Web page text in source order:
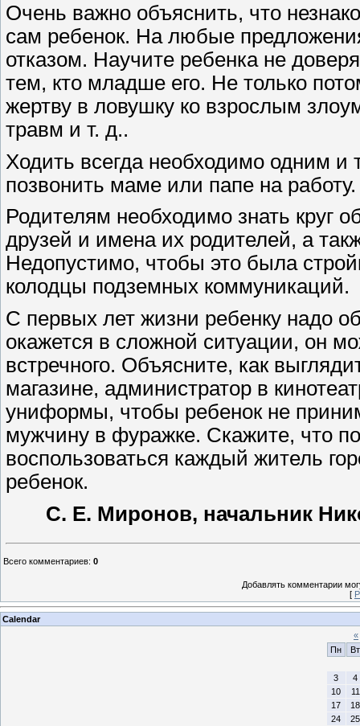
Очень важно объяснить, что
сам ребенок. На любые
отказом. Научите ребенка не
тем, кто младше его. Не только
жертву в ловушку ко взрослым
травм и т. д..
Ходить всегда необходимо одним
позвонить маме или папе на работу.
Родителям необходимо знать круг
друзей и имена их родителей, а
Недопустимо, чтобы это была
колодцы подземных коммуникаций.
С первых лет жизни ребенку надо
окажется в сложной ситуации, он
встречного. Объясните, как
магазине, администратор в
униформы, чтобы ребенок не
мужчину в фуражке. Скажите, что
воспользоваться каждый житель
ребенок.
С. Е. Миронов, начальник
Всего комментариев: 0
Добавлять комментарии
[
Calendar
«
Пн
Вт
3
4
10
11
17
18
24
25